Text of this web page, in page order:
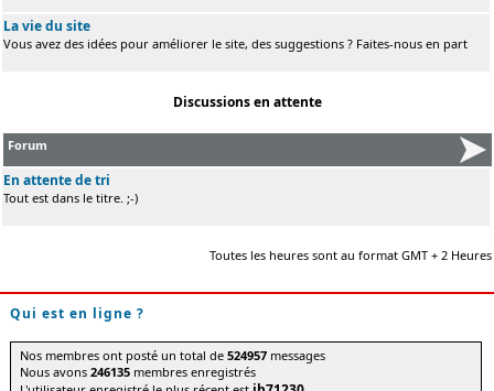
La vie du site
Vous avez des idées pour améliorer le site, des suggestions ? Faites-nous en part
Discussions en attente
Forum
En attente de tri
Tout est dans le titre. ;-)
Toutes les heures sont au format GMT + 2 Heures
Qui est en ligne ?
Nos membres ont posté un total de524957 messages
Nous avons246135 membres enregistrés